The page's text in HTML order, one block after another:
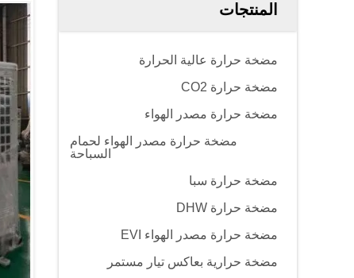
المنتجات
مضخة حرارة عالية الحرارة
مضخة حرارة CO2
مضخة حرارة مصدر الهواء
مضخة حرارة مصدر الهواء لحمام
السباحة
مضخة حرارة سبا
مضخة حرارة DHW
مضخة حرارة مصدر الهواء EVI
مضخة حرارية بعاكس تيار مستمر